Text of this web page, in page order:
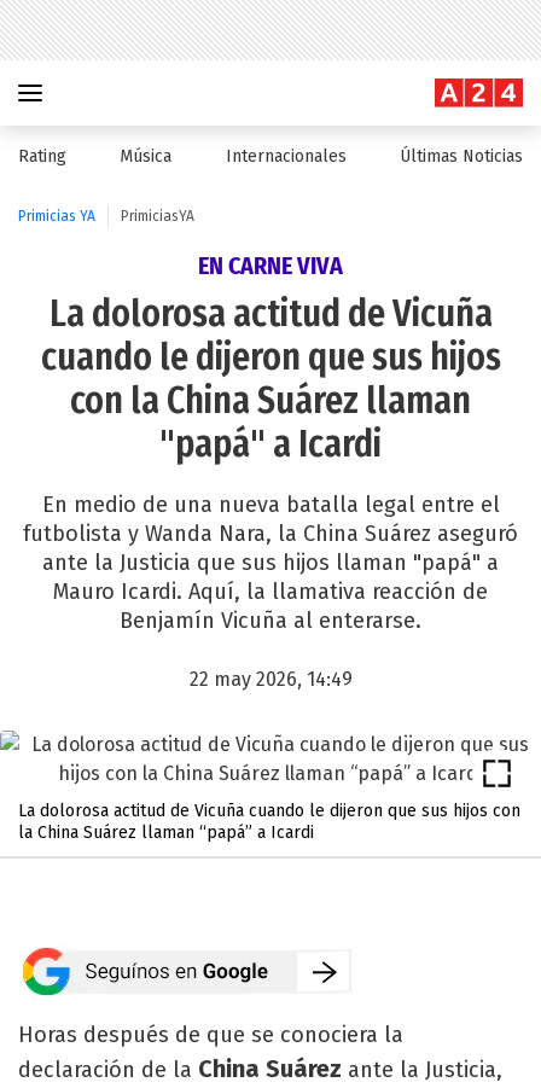
Rating Música Internacionales Últimas Noticias
Primicias YA PrimiciasYA
EN CARNE VIVA
La dolorosa actitud de Vicuña
cuando le dijeron que sus hijos
con la China Suárez llaman
"papá" a Icardi
En medio de una nueva batalla legal entre el
futbolista y Wanda Nara, la China Suárez aseguró
ante la Justicia que sus hijos llaman "papá" a
Mauro Icardi. Aquí, la llamativa reacción de
Benjamín Vicuña al enterarse.
22 may 2026, 14:49
La dolorosa actitud de Vicuña cuando le dijeron que sus hijos con
la China Suárez llaman “papá” a Icardi
Horas después de que se conociera la
declaración de la China Suárez ante la Justicia,